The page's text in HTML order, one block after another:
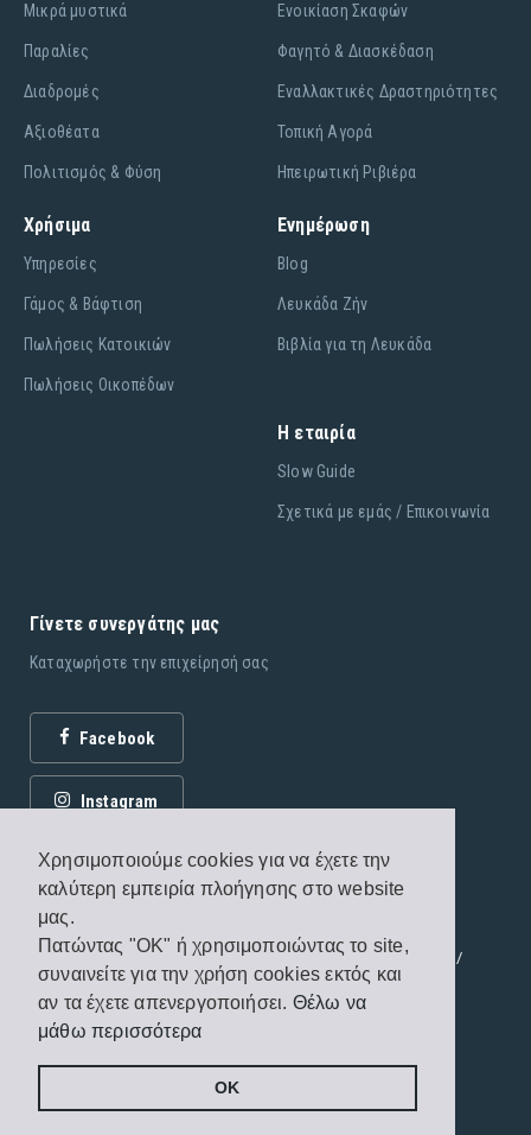
Χρησιμοποιούμε cookies για να έχετε την
καλύτερη εμπειρία πλοήγησης στο website
μας.
Πατώντας "OK" ή χρησιμοποιώντας το site,
συναινείτε για την χρήση cookies εκτός και
αν τα έχετε απενεργοποιήσει. Θέλω να
μάθω περισσότερα
OK
Μικρά μυστικά
Παραλίες
Διαδρομές
Αξιοθέατα
Πολιτισμός & Φύση
Ενοικίαση Σκαφών
Φαγητό & Διασκέδαση
Εναλλακτικές Δραστηριότητες
Τοπική Αγορά
Ηπειρωτική Ριβιέρα
Χρήσιμα
Υπηρεσίες
Γάμος & Βάφτιση
Πωλήσεις Κατοικιών
Πωλήσεις Οικοπέδων
Ενημέρωση
Blog
Λευκάδα Ζήν
Βιβλία για τη Λευκάδα
Η εταιρία
Slow Guide
Σχετικά με εμάς / Επικοινωνία
Γίνετε συνεργάτης μας
Καταχωρήστε την επιχείρησή σας
Facebook
Instagram
© 2026 Εκδόσεις Fagottobooks. All rights reserved. /
Όροι χρήσης
/ Πολιτική προστασίας
Handcrafted by